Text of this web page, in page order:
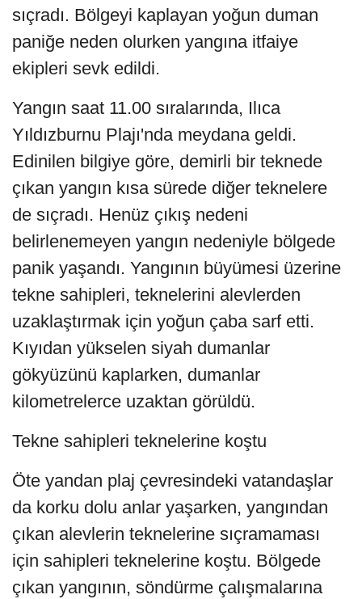
sıçradı. Bölgeyi kaplayan yoğun duman
paniğe neden olurken yangına itfaiye
ekipleri sevk edildi.
Yangın saat 11.00 sıralarında, Ilıca
Yıldızburnu Plajı'nda meydana geldi.
Edinilen bilgiye göre, demirli bir teknede
çıkan yangın kısa sürede diğer teknelere
de sıçradı. Henüz çıkış nedeni
belirlenemeyen yangın nedeniyle bölgede
panik yaşandı. Yangının büyümesi üzerine
tekne sahipleri, teknelerini alevlerden
uzaklaştırmak için yoğun çaba sarf etti.
Kıyıdan yükselen siyah dumanlar
gökyüzünü kaplarken, dumanlar
kilometrelerce uzaktan görüldü.
Tekne sahipleri teknelerine koştu
Öte yandan plaj çevresindeki vatandaşlar
da korku dolu anlar yaşarken, yangından
çıkan alevlerin teknelerine sıçramaması
için sahipleri teknelerine koştu. Bölgede
çıkan yangının, söndürme çalışmalarına